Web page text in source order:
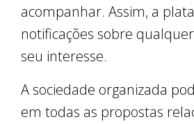
acompanhar. Assim, a
notificações sobre
seu interesse.
A sociedade organizada
em todas as propostas